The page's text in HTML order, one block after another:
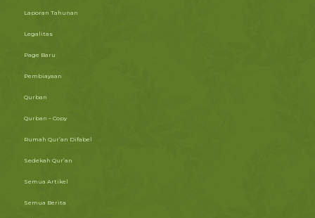
Laporan Tahunan
Legalitas
Page Baru
Pembiayaan
Qurban
Qurban – Copy
Rumah Qur’an Difabel
Sedekah Qur’an
Semua Artikel
Semua Berita